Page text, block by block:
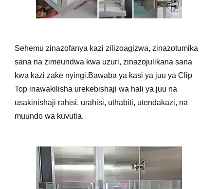
Sehemu zinazofanya kazi zilizoagizwa, zinazotumika
sana na zimeundwa kwa uzuri, zinazojulikana sana
kwa kazi zake nyingi.Bawaba ya kasi ya juu ya Clip
Top inawakilisha urekebishaji wa hali ya juu na
usakinishaji rahisi, urahisi, uthabiti, utendakazi, na
muundo wa kuvutia.